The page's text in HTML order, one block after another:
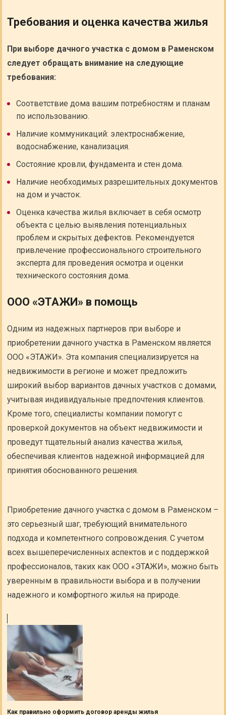
Требования и оценка качества жилья
При выборе дачного участка с домом в Раменском
следует обращать внимание на следующие
требования:
Соответствие дома вашим потребностям и планам
по использованию.
Наличие коммуникаций: электроснабжение,
водоснабжение, канализация.
Состояние кровли, фундамента и стен дома.
Наличие необходимых разрешительных документов
на дом и участок.
Оценка качества жилья включает в себя осмотр
объекта с целью выявления потенциальных
проблем и скрытых дефектов. Рекомендуется
привлечение профессионального строительного
эксперта для проведения осмотра и оценки
технического состояния дома.
ООО «ЭТАЖИ» в помощь
Одним из надежных партнеров при выборе и
приобретении дачного участка в Раменском является
ООО «ЭТАЖИ». Эта компания специализируется на
недвижимости в регионе и может предложить
широкий выбор вариантов дачных участков с домами,
учитывая индивидуальные предпочтения клиентов.
Кроме того, специалисты компании помогут с
проверкой документов на объект недвижимости и
проведут тщательный анализ качества жилья,
обеспечивая клиентов надежной информацией для
принятия обоснованного решения.
Приобретение дачного участка с домом в Раменском –
это серьезный шаг, требующий внимательного
подхода и компетентного сопровождения. С учетом
всех вышеперечисленных аспектов и с поддержкой
профессионалов, таких как ООО «ЭТАЖИ», можно быть
уверенным в правильности выбора и в получении
надежного и комфортного жилья на природе.
Как правильно оформить договор аренды жилья